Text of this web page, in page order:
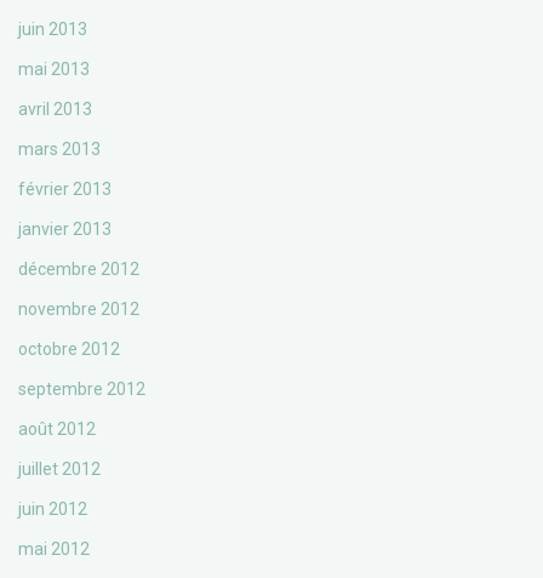
juin 2013
mai 2013
avril 2013
mars 2013
février 2013
janvier 2013
décembre 2012
novembre 2012
octobre 2012
septembre 2012
août 2012
juillet 2012
juin 2012
mai 2012